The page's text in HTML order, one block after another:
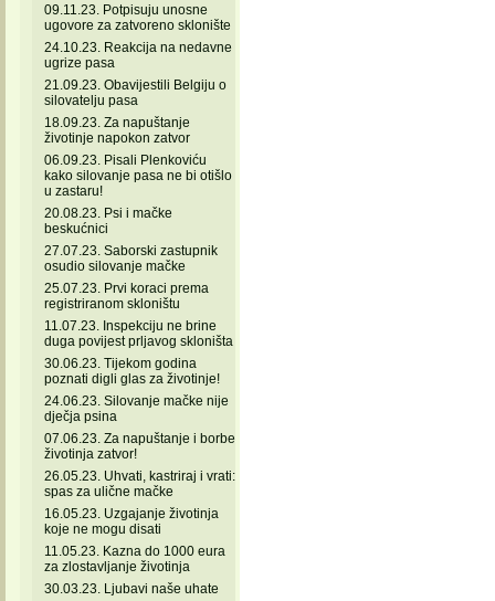
09.11.23. Potpisuju unosne
ugovore za zatvoreno sklonište
24.10.23. Reakcija na nedavne
ugrize pasa
21.09.23. Obavijestili Belgiju o
silovatelju pasa
18.09.23. Za napuštanje
životinje napokon zatvor
06.09.23. Pisali Plenkoviću
kako silovanje pasa ne bi otišlo
u zastaru!
20.08.23. Psi i mačke
beskućnici
27.07.23. Saborski zastupnik
osudio silovanje mačke
25.07.23. Prvi koraci prema
registriranom skloništu
11.07.23. Inspekciju ne brine
duga povijest prljavog skloništa
30.06.23. Tijekom godina
poznati digli glas za životinje!
24.06.23. Silovanje mačke nije
dječja psina
07.06.23. Za napuštanje i borbe
životinja zatvor!
26.05.23. Uhvati, kastriraj i vrati:
spas za ulične mačke
16.05.23. Uzgajanje životinja
koje ne mogu disati
11.05.23. Kazna do 1000 eura
za zlostavljanje životinja
30.03.23. Ljubavi naše uhate